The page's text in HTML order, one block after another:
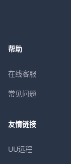
帮助
在线客服
常见问题
友情链接
UU远程